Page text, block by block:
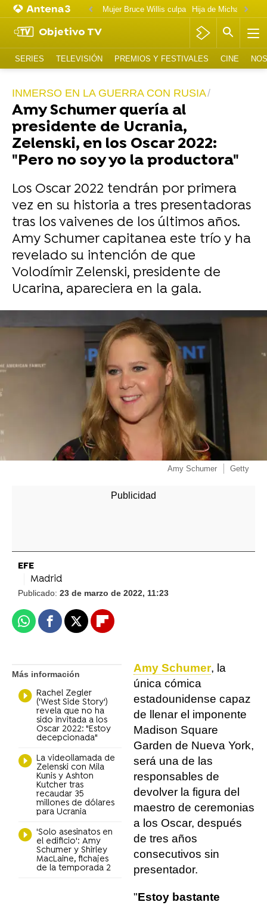
Mujer Bruce Willis culpa
Objetivo TV
SERIES TELEVISIÓN PREMIOS Y FESTIVALES CINE
INMERSO EN LA GUERRA CON RUSIA
Amy Schumer quería al
presidente de Ucrania,
Zelenski, en los Oscar 2022:
"Pero no soy yo la productora"
Los Oscar 2022 tendrán por primera
vez en su historia a tres presentadoras
tras los vaivenes de los últimos años.
Amy Schumer capitanea este trío y ha
revelado su intención de que
Volodímir Zelenski, presidente de
Ucarina, apareciera en la gala.
Amy Schumer Getty
EFE
Madrid
Publicado: 23 de marzo de 2022, 11:23
WhatsappFacebook
X Flipboard
Más información
Rachel Zegler
('West Side Story')
revela que no ha
sido invitada a los
Oscar 2022: "Estoy
decepcionada"
La videollamada de
Zelenski con Mila
Kunis y Ashton
Kutcher tras
recaudar 35
millones de dólares
para Ucrania
'Solo asesinatos en
el edificio': Amy
Schumer y Shirley
MacLaine, fichajes
de la temporada 2
Amy Schumer, la
única cómica
estadounidense capaz
de llenar el imponente
Madison Square
Garden de Nueva York,
será una de las
responsables de
devolver la figura del
maestro de ceremonias
a los Oscar, después
de tres años
consecutivos sin
presentador.
"Estoy bastante